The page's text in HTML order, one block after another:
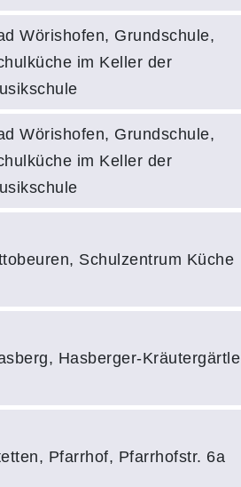
Wörishofen, Grundschule,
im Keller der
Wörishofen, Grundschule,
im Keller der
Schulzentrum Küche
Hasberger-Kräutergärtle
Pfarrhof, Pfarrhofstr. 6a